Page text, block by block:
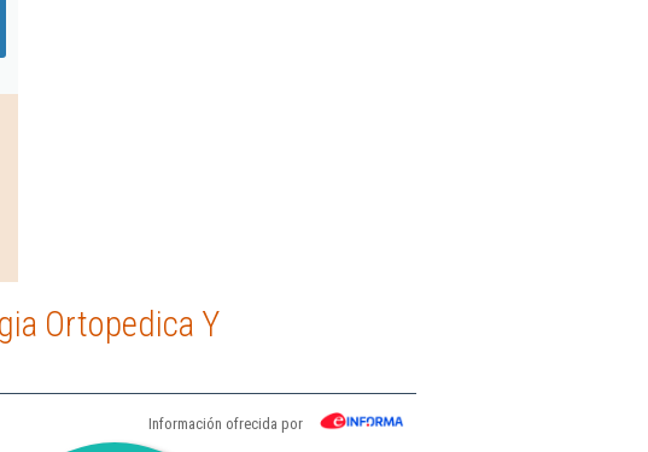
Ortopedica Y
Información ofrecida por